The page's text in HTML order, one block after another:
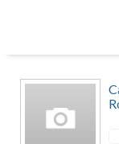
Calarasi